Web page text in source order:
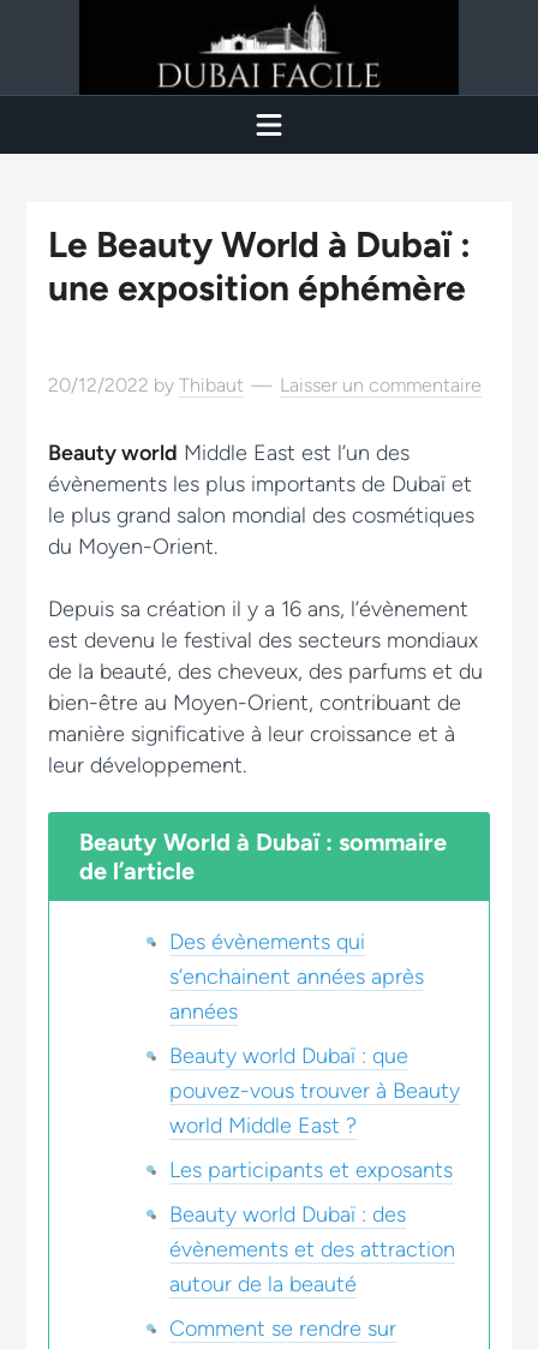
Le Beauty World à Dubaï :
une exposition éphémère
20/12/2022 byThibaut Laisser un commentaire
Beauty world Middle East est l’un des
évènements les plus importants de Dubaï et
le plus grand salon mondial des cosmétiques
du Moyen-Orient.
Depuis sa création il y a 16 ans, l’évènement
est devenu le festival des secteurs mondiaux
de la beauté, des cheveux, des parfums et du
bien-être au Moyen-Orient, contribuant de
manière significative à leur croissance et à
leur développement.
Beauty World à Dubaï : sommaire
de l’article
Des évènements qui
s’enchainent années après
années
Beauty world Dubaï : que
pouvez-vous trouver à Beauty
world Middle East ?
Les participants et exposants
Beauty world Dubaï : des
évènements et des attraction
autour de la beauté
Comment se rendre sur